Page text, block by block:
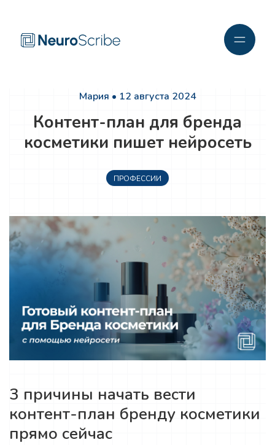
Мария • 12 августа 2024
Контент-план для бренда
косметики пишет нейросеть
ПРОФЕССИИ
3 причины начать вести
контент-план бренду косметики
прямо сейчас